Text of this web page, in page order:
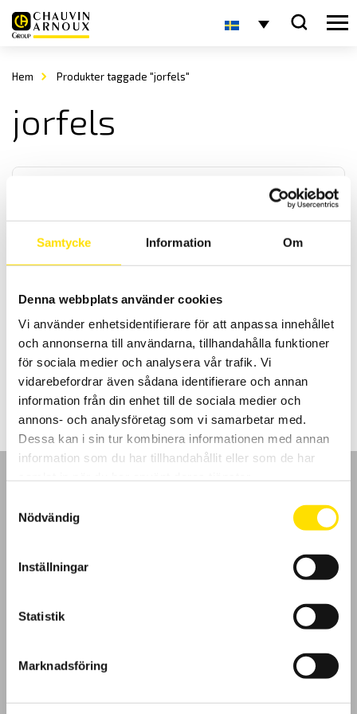
Samtycke Information Om
Denna webbplats använder cookies
Vi använder enhetsidentifierare för att anpassa innehållet
och annonserna till användarna, tillhandahålla funktioner
för sociala medier och analysera vår trafik. Vi
vidarebefordrar även sådana identifierare och annan
information från din enhet till de sociala medier och
annons- och analysföretag som vi samarbetar med.
Dessa kan i sin tur kombinera informationen med annan
information som du har tillhandahållit eller som de har
Nödvändig
Inställningar
Statistik
Marknadsföring
Hem Produkter taggade "jorfels"
jorfels
undermenyer för enkel användning med automatisk testsekvens
8,395.00kr –10,990.00krPrisintervall:
8,395.00 kr
10,990.00 kr
LÄS MER
Kundundersökning